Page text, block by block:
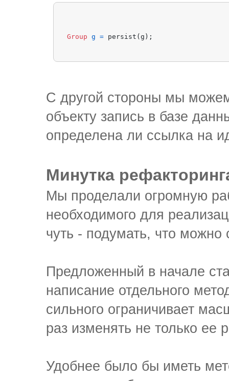
Group g =
С другой стороны мы можем
объекту запись в базе
определена ли ссылка на
Минутка
Мы проделали огромную
необходимого для
чуть - подумать, что
Предложенный в начале
написание отдельного
сильного ограничивает
раз изменять не только
Удобнее было бы иметь